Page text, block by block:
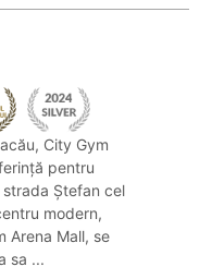
City Gym
pentru
Ștefan cel
modern,
Arena Mall, se
sa ...